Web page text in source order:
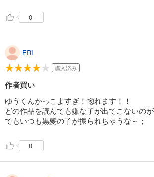
0
ERI
購入済み
作者買い
ゆうくんかっこよすぎ！惚れます！！
どの作品を読んでも嫌な子が出てこないのが
でもいつも黒髪の子が振られちゃうな～；
0